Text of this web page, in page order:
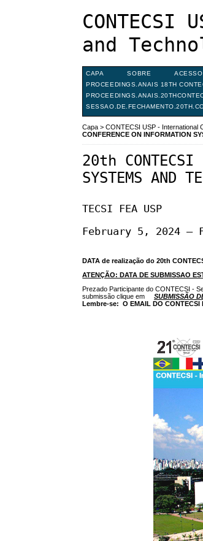
and
CAPA SOBRE ACESSO
PROCEEDINGS.ANAIS 18TH
Capa >CONTECSI USP - International
CONFERENCE ON INFORMATION
20th CONTECSI
SYSTEMS AND
TECSI FEA USP
February 5, 2024 –
DATA de realização do 20th
ATENÇÃO: DATA DE SUBMISSAO
Prezado Participante do CONTECSI -
submissão clique emSUBMISSÃO
Lembre-se: O EMAIL DO